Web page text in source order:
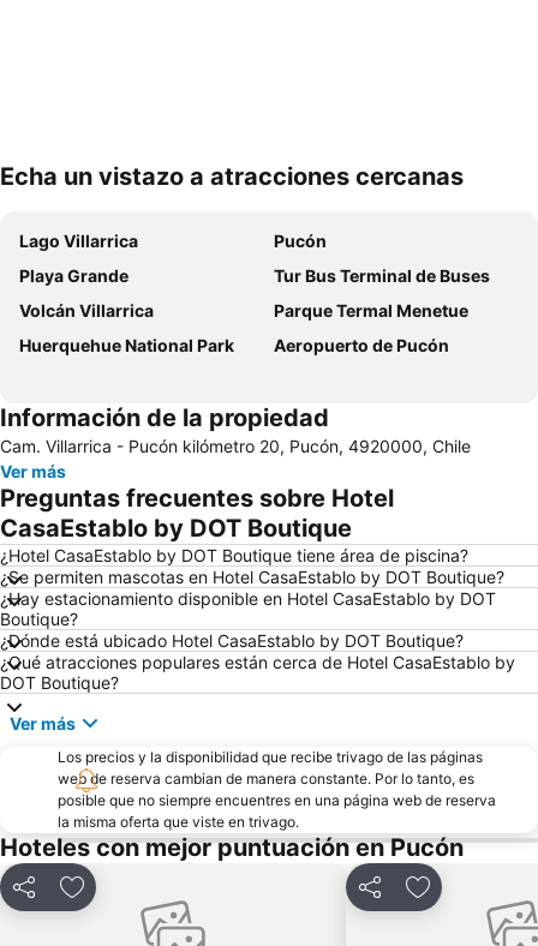
Echa un vistazo a atracciones cercanas
Lago Villarrica
Pucón
Playa Grande
Tur Bus Terminal de Buses
Volcán Villarrica
Parque Termal Menetue
Huerquehue National Park
Aeropuerto de Pucón
Información de la propiedad
Cam. Villarrica - Pucón kilómetro 20, Pucón, 4920000, Chile
Ver más
Preguntas frecuentes sobre Hotel
CasaEstablo by DOT Boutique
¿Hotel CasaEstablo by DOT Boutique tiene área de piscina?
¿Se permiten mascotas en Hotel CasaEstablo by DOT Boutique?
¿Hay estacionamiento disponible en Hotel CasaEstablo by DOT
Boutique?
¿Dónde está ubicado Hotel CasaEstablo by DOT Boutique?
¿Qué atracciones populares están cerca de Hotel CasaEstablo by
DOT Boutique?
Ver más
Los precios y la disponibilidad que recibe trivago de las páginas
web de reserva cambian de manera constante. Por lo tanto, es
posible que no siempre encuentres en una página web de reserva
la misma oferta que viste en trivago.
Hoteles con mejor puntuación en Pucón
CompartirAgregar a favoritos CompartirAgregar a